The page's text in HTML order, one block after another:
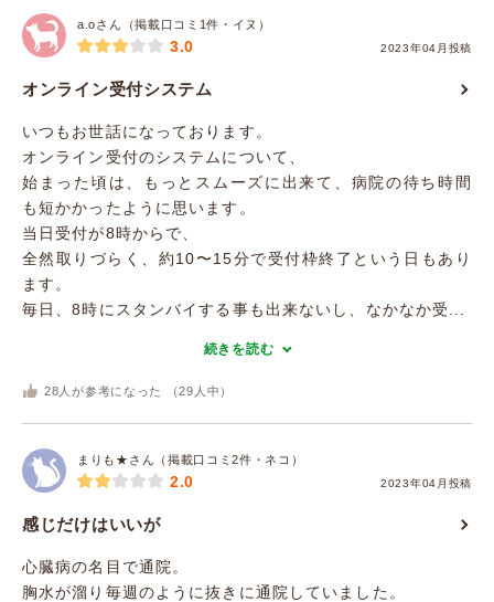
a.oさん（掲載口コミ1件・イヌ）
2023年04月投稿
3.0
オンライン受付システム
いつもお世話になっております。
オンライン受付のシステムについて、
始まった頃は、もっとスムーズに出来て、病院の待ち時間
も短かかったように思います。
当日受付が8時からで、
全然取りづらく、約10〜15分で受付枠終了という日もあり
ます。
毎日、8時にスタンバイする事も出来ないし、なかなか受...
続きを読む
28 人が参考になった （29 人中）
まりも★さん（掲載口コミ2件・ネコ）
2023年04月投稿
2.0
感じだけはいいが
心臓病の名目で通院。
胸水が溜り毎週のように抜きに通院していました。